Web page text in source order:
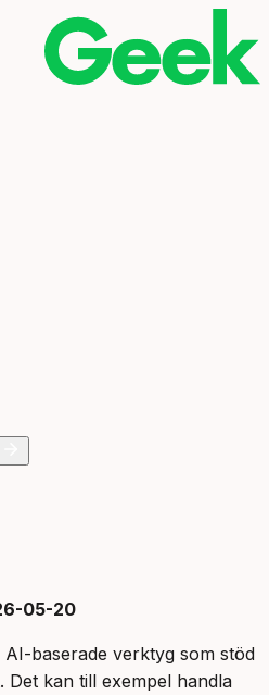
05-20
baserade verktyg som stöd
Det kan till exempel handla